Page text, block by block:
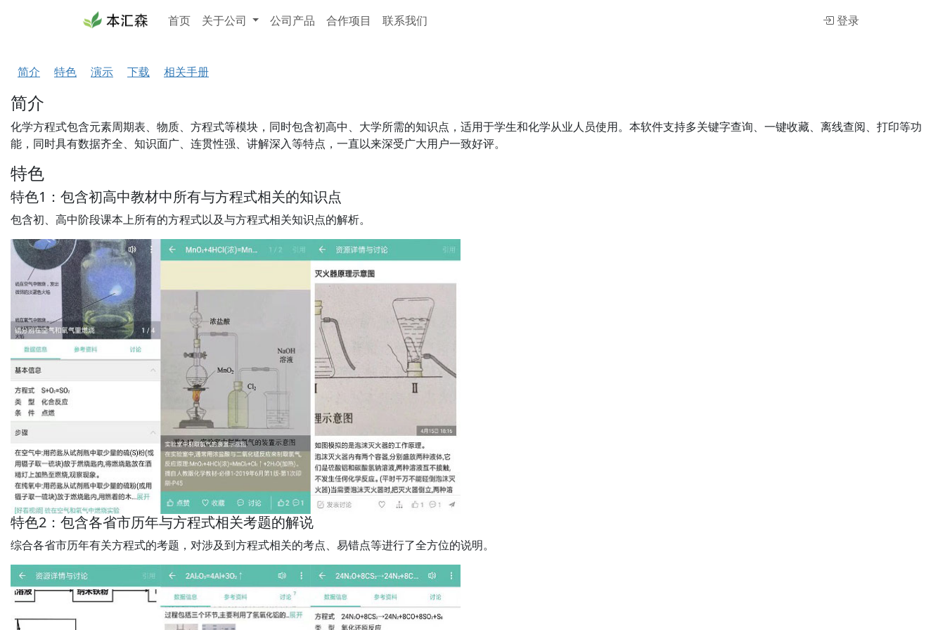
首页 关于公司 公司产品 合作项目 联系我们 登录
简介 特色 演示 下载 相关手册
简介
化学方程式包含元素周期表、物质、方程式等模块，同时包含初高中、大学所需的知识点，适用于学生和化学从业人员使用。本软件支持多关键字查询、一键收藏、离线查阅、打印等功
能，同时具有数据齐全、知识面广、连贯性强、讲解深入等特点，一直以来深受广大用户一致好评。
特色
特色1：包含初高中教材中所有与方程式相关的知识点
包含初、高中阶段课本上所有的方程式以及与方程式相关知识点的解析。
特色2：包含各省市历年与方程式相关考题的解说
综合各省市历年有关方程式的考题，对涉及到方程式相关的考点、易错点等进行了全方位的说明。